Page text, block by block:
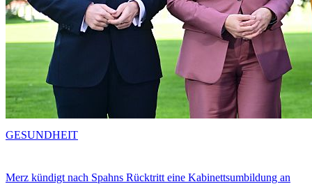
Merz kündigt nach Spahns Rücktritt eine Kabinettsumbildung an
GESUNDHEIT